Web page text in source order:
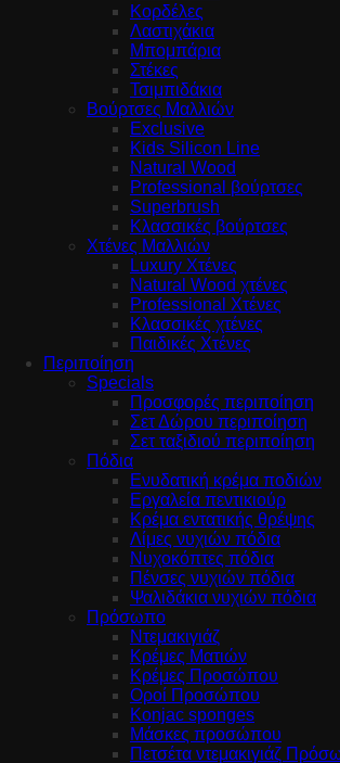
Κορδέλες
Λαστιχάκια
Μπομπάρια
Στέκες
Τσιμπιδάκια
Βούρτσες Μαλλιών
Exclusive
Kids Silicon Line
Natural Wood
Professional βούρτσες
Superbrush
Κλασσικές βούρτσες
Χτένες Μαλλιών
Luxury Χτένες
Natural Wood χτένες
Professional Χτένες
Κλασσικές χτένες
Παιδικές Χτένες
Περιποίηση
Specials
Προσφορές περιποίηση
Σετ Δώρου περιποίηση
Σετ ταξιδιού περιποίηση
Πόδια
Ενυδατική κρέμα ποδιών
Εργαλεία πεντικιούρ
Κρέμα εντατικής θρέψης
Λίμες νυχιών πόδια
Νυχοκόπτες πόδια
Πένσες νυχιών πόδια
Ψαλιδάκια νυχιών πόδια
Πρόσωπο
Ντεμακιγιάζ
Κρέμες Ματιών
Κρέμες Προσώπου
Οροί Προσώπου
Konjac sponges
Μάσκες προσώπου
Πετσέτα ντεμακιγιάζ